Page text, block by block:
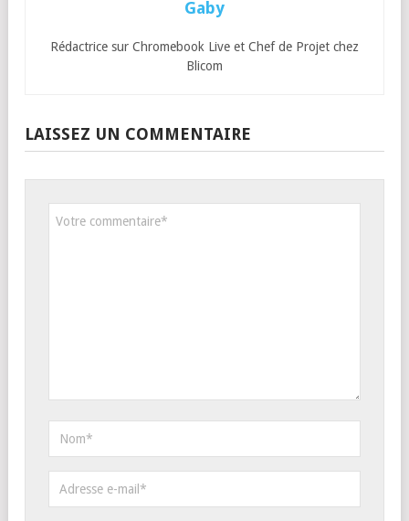
Gaby
Rédactrice sur Chromebook Live et Chef de Projet chez
Blicom
LAISSEZ UN COMMENTAIRE